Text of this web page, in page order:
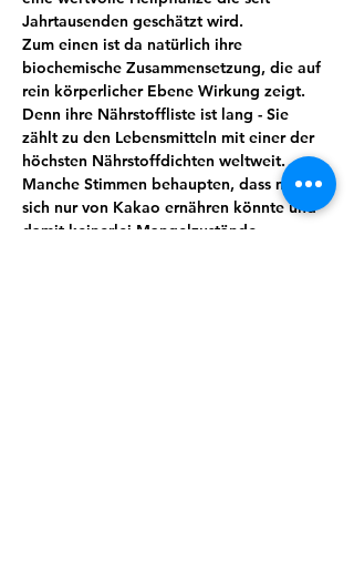
Jahrtausenden geschätzt wird.
Zum einen ist da natürlich ihre
biochemische Zusammensetzung, die auf
rein körperlicher Ebene Wirkung zeigt.
Denn ihre Nährstoffliste ist lang - Sie
zählt zu den Lebensmitteln mit einer der
höchsten Nährstoffdichten weltweit.
Manche Stimmen behaupten, dass man
sich nur von Kakao ernähren könnte und
damit keinerlei Mangelzustände